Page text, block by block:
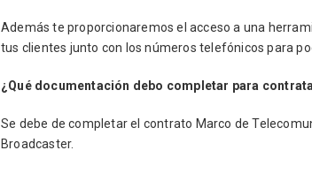
Además te proporcionaremos el acceso a una
tus clientes junto con los números telefónicos para
¿Qué documentación debo completar para
Se debe de completar el contrato Marco de
Broadcaster.